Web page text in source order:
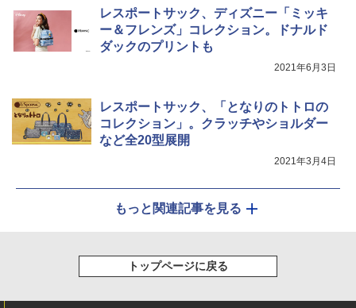
￥3,680
レスポートサック、ディズニー「ミッキ
ー＆フレンズ」コレクション。ドナルド
ダックのプリントも
2021年6月3日
レスポートサック、「となりのトトロの
コレクション」。クラッチやショルダー
など全20型展開
2021年3月4日
もっと関連記事を見る
トップページに戻る